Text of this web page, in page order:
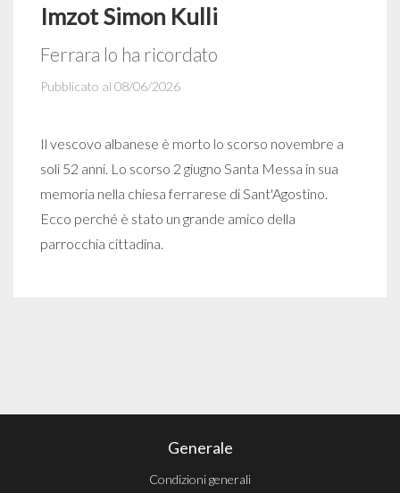
Imzot Simon Kulli
Ferrara lo ha ricordato
Pubblicato al 08/06/2026
Il vescovo albanese è morto lo scorso novembre a
soli 52 anni. Lo scorso 2 giugno Santa Messa in sua
memoria nella chiesa ferrarese di Sant'Agostino.
Ecco perché è stato un grande amico della
parrocchia cittadina.
Generale
Condizioni generali